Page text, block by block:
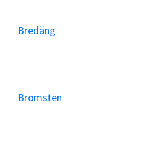
Bredäng
Bromsten